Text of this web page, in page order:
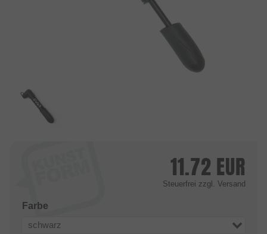
11.72 EUR
Steuerfrei zzgl. Versand
Farbe
schwarz